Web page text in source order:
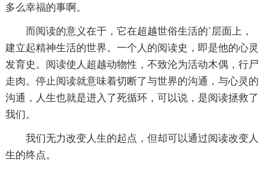
多么幸福的事啊。
而阅读的意义在于，它在超越世俗生活的`层面上，
建立起精神生活的世界。一个人的阅读史，即是他的心灵
发育史。阅读使人超越动物性，不致沦为活动木偶，行尸
走肉。停止阅读就意味着切断了与世界的沟通，与心灵的
沟通，人生也就是进入了死循环，可以说，是阅读拯救了
我们。
我们无力改变人生的起点，但却可以通过阅读改变人
生的终点。